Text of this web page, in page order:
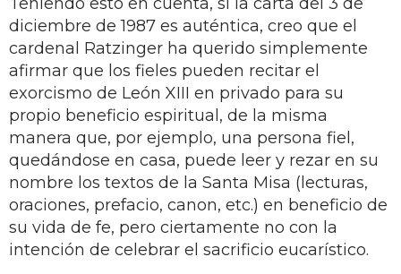
diciembre de 1987 es auténtica, creo que el
cardenal Ratzinger ha querido simplemente
afirmar que los fieles pueden recitar el
exorcismo de León XIII en privado para su
propio beneficio espiritual, de la misma
manera que, por ejemplo, una persona fiel,
quedándose en casa, puede leer y rezar en su
nombre los textos de la Santa Misa (lecturas,
oraciones, prefacio, canon, etc.) en beneficio de
su vida de fe, pero ciertamente no con la
intención de celebrar el sacrificio eucarístico.